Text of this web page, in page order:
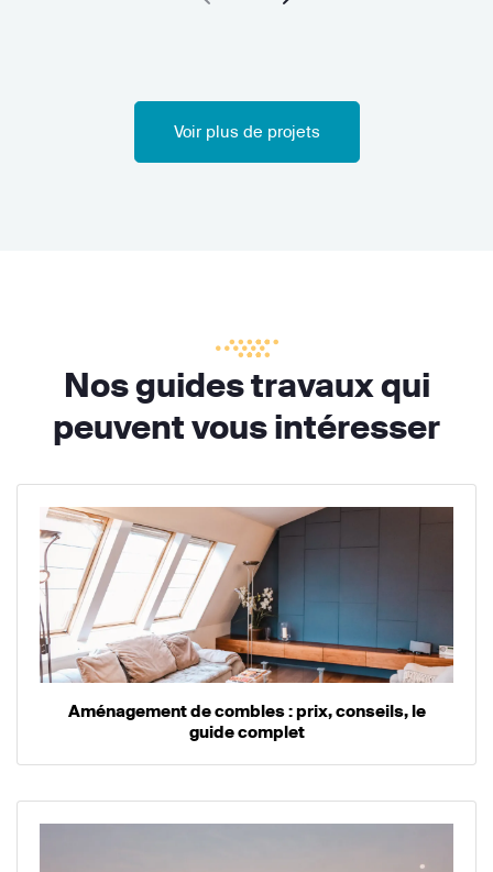
Voir plus de projets
Nos guides travaux qui
peuvent vous intéresser
Aménagement de combles : prix, conseils, le
guide complet